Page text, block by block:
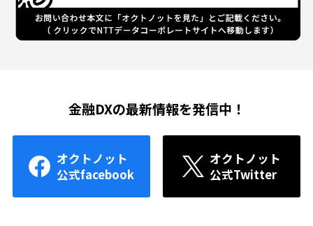
金融DXの最新情報を発信中！
オクトノット
公式facebook
オクトノット
公式Twitter